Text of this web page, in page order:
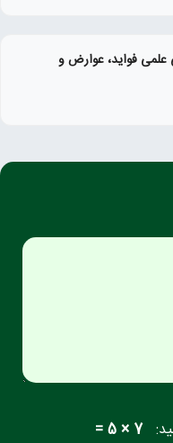
علمی فواید، عوارض و
7 × 5 =